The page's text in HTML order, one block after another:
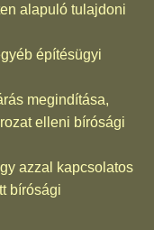
alapuló tulajdoni
építésügyi
megindítása,
elleni bírósági
azzal kapcsolatos
bírósági